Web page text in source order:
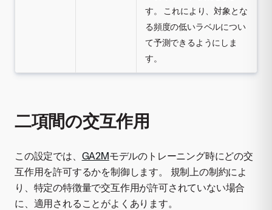
す。 これにより、対象とな
る頻度の低いラベルについ
て予測できるようにしま
す。
二項間の交互作用
この設定では、 GA2Mモデルのトレーニング時にどの交
互作用を許可するかを制御します。 規制上の制約によ
り、特定の特徴量で交互作用が許可されていない場合
に、適用されることがよくあります。